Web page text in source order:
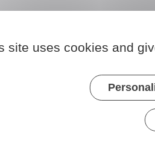
site uses cookies and